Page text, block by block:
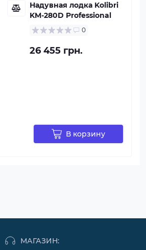
Надувная лодка Kolibri
KM-280D Professional
0
26 455 грн.
В корзину
МАГАЗИН: